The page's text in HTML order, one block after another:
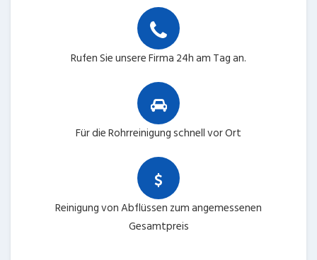
Rufen Sie unsere Firma 24h am Tag an.
Für die Rohrreinigung schnell vor Ort
Reinigung von Abflüssen zum angemessenen
Gesamtpreis